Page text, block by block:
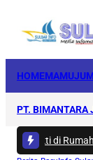
HOMEMAMUJU
PT. BIMANTARA
Bakti di Rumah